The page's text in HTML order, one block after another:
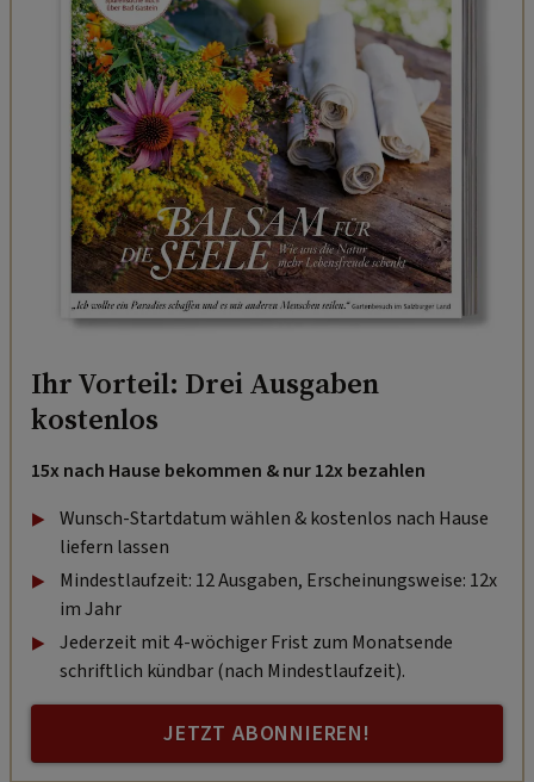
Ihr Vorteil: Drei Ausgaben
kostenlos
15x nach Hause bekommen & nur 12x bezahlen
Wunsch-Startdatum wählen & kostenlos nach Hause
liefern lassen
Mindestlaufzeit: 12 Ausgaben, Erscheinungsweise: 12x
im Jahr
Jederzeit mit 4-wöchiger Frist zum Monatsende
schriftlich kündbar (nach Mindestlaufzeit).
JETZT ABONNIEREN!